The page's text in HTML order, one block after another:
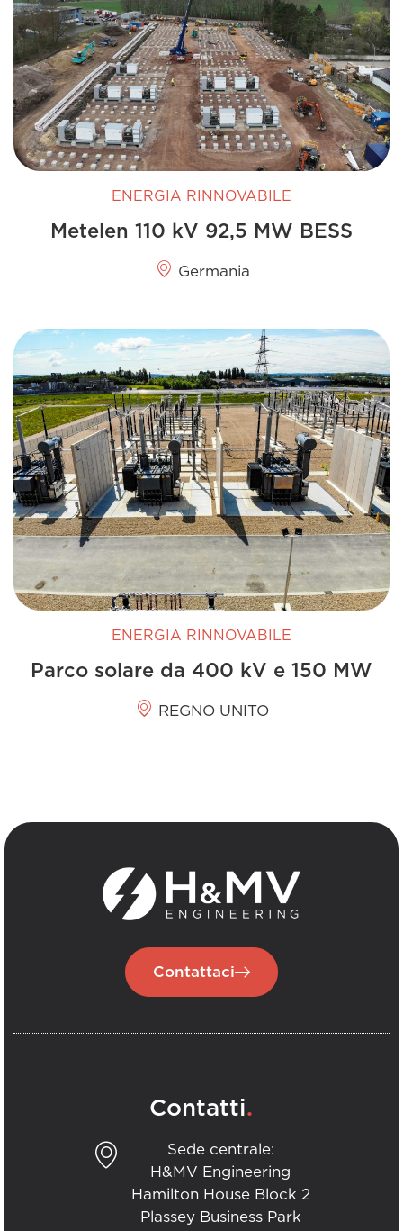
ENERGIA RINNOVABILE
Metelen 110 kV 92,5 MW BESS
Germania
ENERGIA RINNOVABILE
Parco solare da 400 kV e 150 MW
REGNO UNITO
Contattaci
Contatti.
Sede centrale:
H&MV Engineering
Hamilton House Block 2
Plassey Business Park